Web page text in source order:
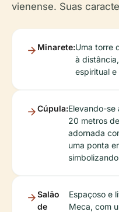
vienense. Suas
Minarete:Uma torre
à
espiritual
Cúpula:Elevando-se
20 metros
adornada
uma ponta
Salão
de
Espaçoso e
Meca, com